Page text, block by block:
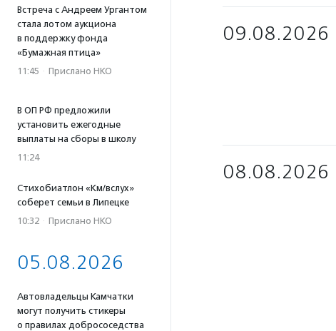
Встреча с Андреем Ургантом
стала лотом аукциона
в поддержку фонда
«Бумажная птица»
11:45 · Прислано НКО
В ОП РФ предложили
установить ежегодные
выплаты на сборы в школу
11:24
Стихобиатлон «Км/вслух»
соберет семьи в Липецке
10:32 · Прислано НКО
05.08.2026
Автовладельцы Камчатки
могут получить стикеры
о правилах добрососедства
09.08.2026
08.08.2026